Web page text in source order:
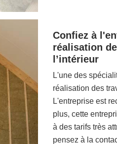
Confiez à
réalisation
l’intérieur
L'une des
réalisation des
L'entreprise est
plus, cette
à des tarifs très
pensez à la